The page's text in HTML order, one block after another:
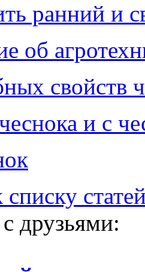
ранний и
об
свойств
и с
друзьями: